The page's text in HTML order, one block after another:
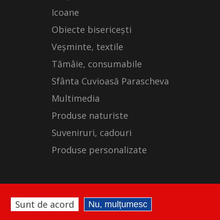
Icoane
Obiecte bisericești
Veșminte, textile
Tămâie, consumabile
Sfânta Cuvioasă Parascheva
Multimedia
Produse naturiste
Suveniruri, cadouri
Produse personalizate
Sunt de acord Nu, mulțumesc